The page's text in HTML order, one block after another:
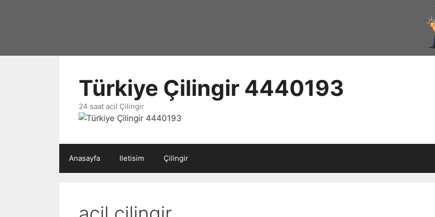
Türkiye Çilingir 4440193
24 saat acil Çilingir
Anasayfa Iletisim Çilingir